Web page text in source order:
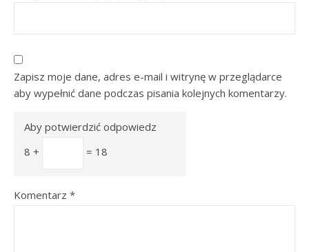
Zapisz moje dane, adres e-mail i witrynę w przeglądarce
aby wypełnić dane podczas pisania kolejnych komentarzy.
Aby potwierdzić odpowiedz
8 +
= 18
Komentarz *